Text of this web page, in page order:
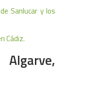
Sanlucar y los
Cádiz.